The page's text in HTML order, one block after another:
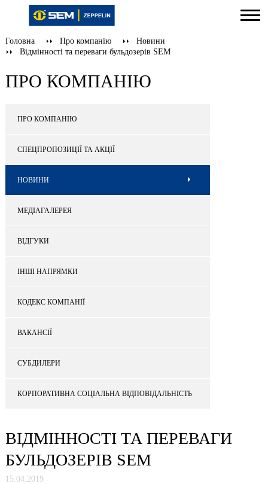
Головна Про компанію
Новини
Відмінності та переваги бульдозерів SEM
ПРО КОМПАНІЮ
ПРО КОМПАНІЮ
СПЕЦПРОПОЗИЦІЇ ТА АКЦІЇ
НОВИНИ
МЕДІАГАЛЕРЕЯ
ВІДГУКИ
ІНШІ НАПРЯМКИ
КОДЕКС КОМПАНІЇ
ВАКАНСІЇ
СУБДИЛЕРИ
КОРПОРАТИВНА СОЦІАЛЬНА ВІДПОВІДАЛЬНІСТЬ
ВІДМІННОСТІ ТА ПЕРЕВАГИ
БУЛЬДОЗЕРІВ SEM
15.04.2019